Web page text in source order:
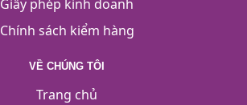
Giấy phép kinh doanh
Chính sách kiểm hàng
VỀ CHÚNG TÔI
Trang chủ